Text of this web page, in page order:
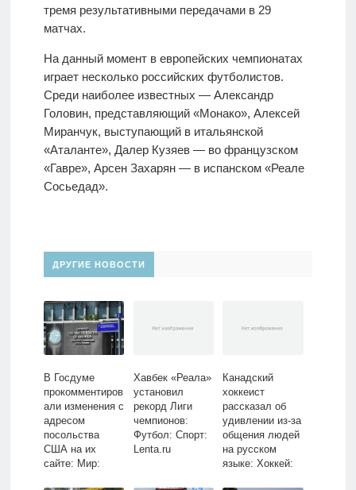
тремя результативными передачами в 29
матчах.
На данный момент в европейских чемпионатах
играет несколько российских футболистов.
Среди наиболее известных — Александр
Головин, представляющий «Монако», Алексей
Миранчук, выступающий в итальянской
«Аталанте», Далер Кузяев — во французском
«Гавре», Арсен Захарян — в испанском «Реале
Сосьедад».
ДРУГИЕ НОВОСТИ
В Госдуме
прокомментиров
али изменения с
адресом
посольства
США на их
сайте: Мир:
Хавбек «Реала»
установил
рекорд Лиги
чемпионов:
Футбол: Спорт:
Lenta.ru
Канадский
хоккеист
рассказал об
удивлении из-за
общения людей
на русском
языке: Хоккей: